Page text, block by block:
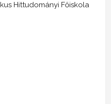
Hittudományi Főiskola